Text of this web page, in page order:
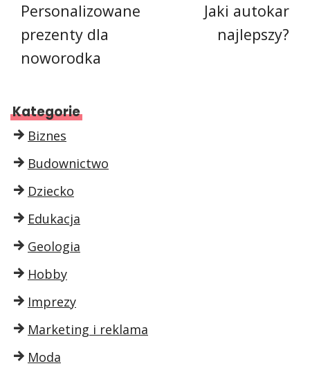
Personalizowane
prezenty dla
noworodka
Jaki autokar
najlepszy?
Kategorie
Biznes
Budownictwo
Dziecko
Edukacja
Geologia
Hobby
Imprezy
Marketing i reklama
Moda